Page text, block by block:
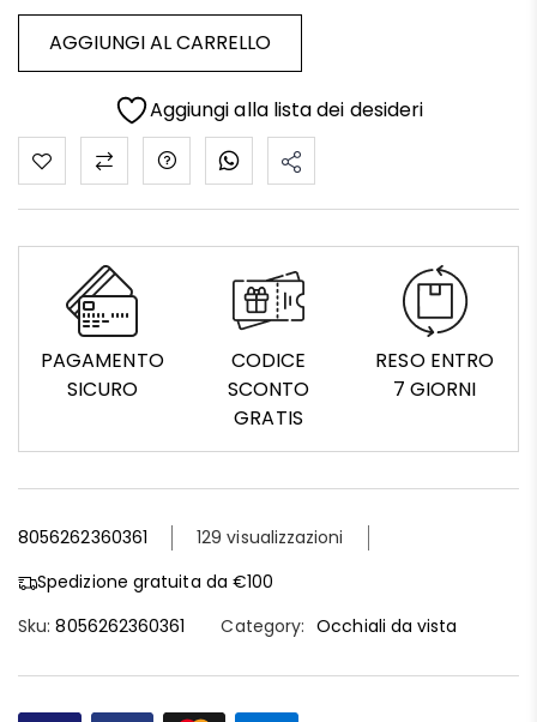
AGGIUNGI AL CARRELLO
Aggiungi alla lista dei desideri
PAGAMENTO
SICURO
CODICE
SCONTO
GRATIS
RESO ENTRO
7 GIORNI
8056262360361
129 visualizzazioni
Spedizione gratuita da €100
Sku: 8056262360361 Category: Occhiali da vista